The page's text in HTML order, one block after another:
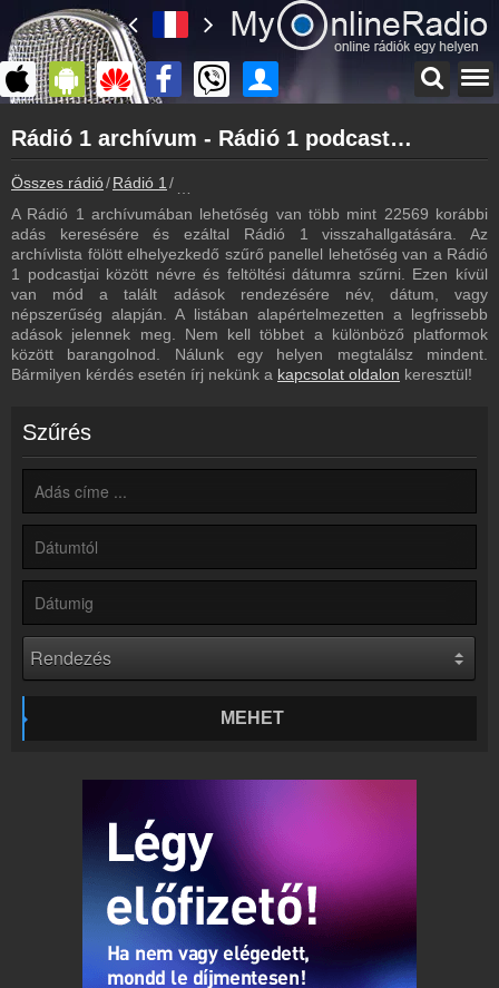
myonlineradio.hu
Rádió 1
Vissza a Rádió 1 oldalára
Bejelentkezés
Hozz létre saját fiókot!
Most szól
Tudd meg mi szólt eddig
Frekvenciák
Rádió 1 frekvencia
Rádió 1 műsorai
Webkamera
Rádió 1 webkamera, élőkép
Hírek
Rádió 1 kapcsolatos hírek
Kapcsolat
Írj nekünk!
Partnerek
Rádiós partnerek
Rádió beágyazás
Ágyazd be weboldaladba
Rádió 1 archívum - Rádió 1 podcasts - Rádió 1 visszahallgatás
Összes rádió Rádió 1
A Rádió 1 archívumában lehetőség van több mint 22569 korábbi
adás keresésére és ezáltal Rádió 1 visszahallgatására. Az
archívlista fölött elhelyezkedő szűrő panellel lehetőség van a Rádió
1 podcastjai között névre és feltöltési dátumra szűrni. Ezen kívül
van mód a talált adások rendezésére név, dátum, vagy
népszerűség alapján. A listában alapértelmezetten a legfrissebb
adások jelennek meg. Nem kell többet a különböző platformok
között barangolnod. Nálunk egy helyen megtalálsz mindent.
Bármilyen kérdés esetén írj nekünk a kapcsolat oldalon keresztül!
Szűrés
MEHET